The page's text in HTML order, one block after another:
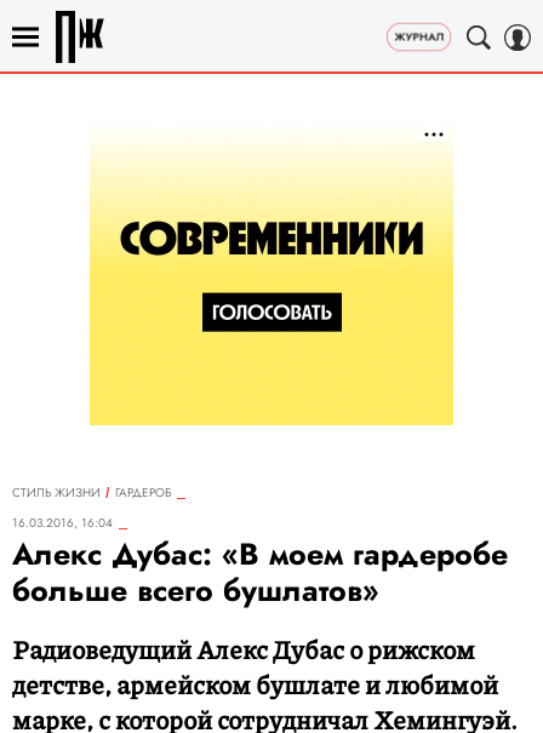
СТИЛЬ ЖИЗНИ
ГАРДЕРОБ
16.03.2016, 16:04
Алекс Дубас: «В моем гардеробе
больше всего бушлатов»
Радиоведущий Алекс Дубас о рижском
детстве, армейском бушлате и любимой
марке, с которой сотрудничал Хемингуэй.